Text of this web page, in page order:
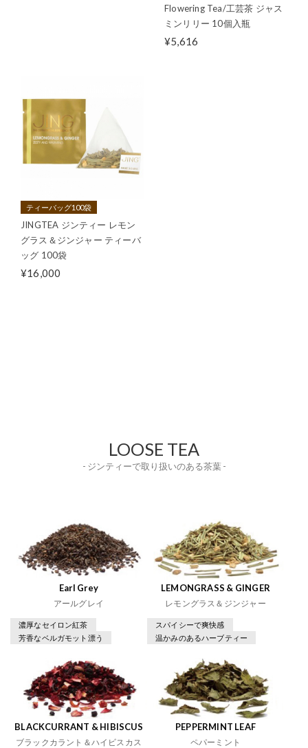
Flowering Tea/工芸茶 ジャス
ミンリリー 10個入瓶
¥5,616
ティーバッグ100袋
JINGTEA ジンティー レモン
グラス＆ジンジャー ティーバ
ッグ 100袋
¥16,000
LOOSE TEA
- ジンティーで取り扱いのある茶葉 -
Earl Grey
アールグレイ
濃厚なセイロン紅茶
芳香なベルガモット漂う
LEMONGRASS & GINGER
レモングラス＆ジンジャー
スパイシーで爽快感
温かみのあるハーブティー
BLACKCURRANT & HIBISCUS
ブラックカラント＆ハイビスカス
PEPPERMINT LEAF
ペパーミント